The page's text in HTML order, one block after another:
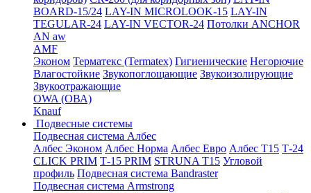
BOARD-15/24 LAY-IN MICROLOOK-15 LAY-IN
TEGULAR-24 LAY-IN VECTOR-24 Потолки ANCHOR
AN aw
AMF
Эконом Терматекс (Termatex) Гигиенические Негорючие
Влагостойкие Звукопоглощающие Звукоизолирующие
Звукоотражающие
OWA (ОВА)
Knauf
Подвесные системы
Подвесная система Албес
Албес Эконом Албес Норма Албес Евро Албес T15 Т-24
CLICK PRIM Т-15 PRIM STRUNA Т15 Угловой
профиль Подвесная система Bandraster
Подвесная система Armstrong